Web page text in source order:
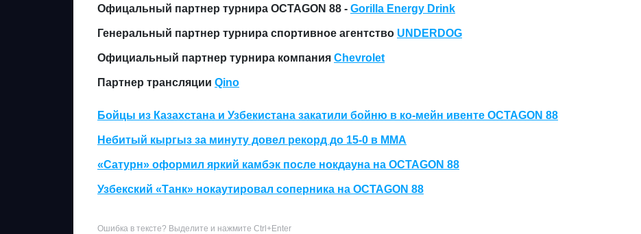
Офицальный партнер турнира OCTAGON 88 - Gorilla Energy Drink
Генеральный партнер турнира спортивное агентство UNDERDOG
Официальный партнер турнира компания Chevrolet
Партнер трансляции Qino
Бойцы из Казахстана и Узбекистана закатили бойню в ко-мейн ивенте OCTAGON 88
Небитый кыргыз за минуту довел рекорд до 15-0 в ММА
«Сатурн» оформил яркий камбэк после нокдауна на OCTAGON 88
Узбекский «Танк» нокаутировал соперника на OCTAGON 88
Ошибка в тексте? Выделите и нажмите Ctrl+Enter